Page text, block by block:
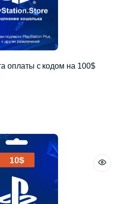
оплаты с кодом на 100$